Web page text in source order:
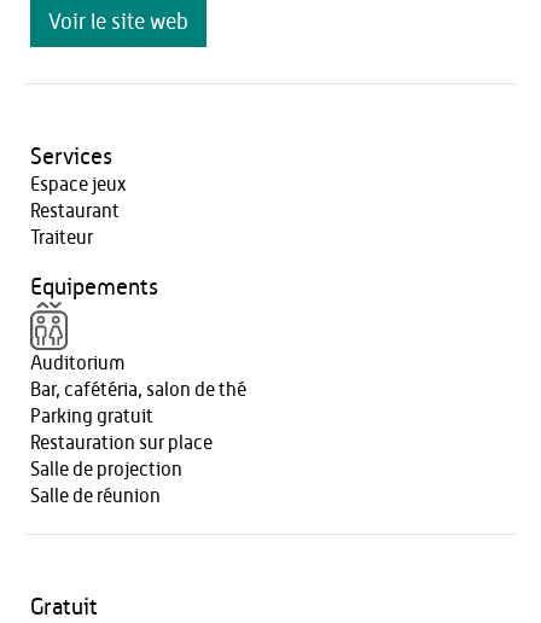
Voir le site web
Services
Espace jeux
Restaurant
Traiteur
Equipements
Auditorium
Bar, cafétéria, salon de thé
Parking gratuit
Restauration sur place
Salle de projection
Salle de réunion
Gratuit